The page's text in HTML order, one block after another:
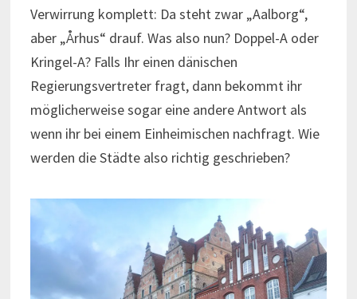
Verwirrung komplett: Da steht zwar „Aalborg“,
aber „Århus“ drauf. Was also nun? Doppel-A oder
Kringel-A? Falls Ihr einen dänischen
Regierungsvertreter fragt, dann bekommt ihr
möglicherweise sogar eine andere Antwort als
wenn ihr bei einem Einheimischen nachfragt. Wie
werden die Städte also richtig geschrieben?